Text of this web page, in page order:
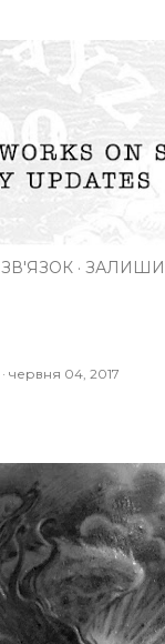
ЗВ'ЯЗОК
червня 04, 2017